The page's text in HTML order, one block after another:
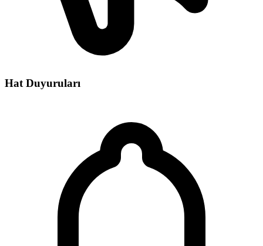
Hat Duyuruları